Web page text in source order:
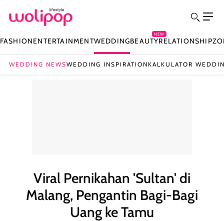
FASHIONENTERTAINMENTWEDDINGBEAUTY
NEW
RELATIONSHIP
WEDDING NEWSWEDDING INSPIRATION KALKULATOR
Viral Pernikahan 'Sultan' di
Malang, Pengantin Bagi-Bagi
Uang ke Tamu